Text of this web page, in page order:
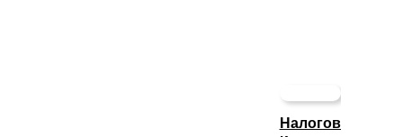
Налоговые